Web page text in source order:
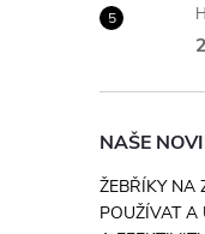
NAŠE
ŽEBŘÍKY NA
POUŽÍVAT A